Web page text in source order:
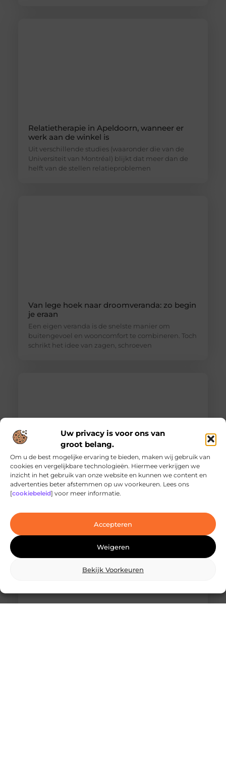
Uw privacy is voor ons van
groot belang.
Om u de best mogelijke ervaring te bieden, maken wij gebruik van
cookies en vergelijkbare technologieën. Hiermee verkrijgen we
inzicht in het gebruik van onze website en kunnen we content en
advertenties beter afstemmen op uw voorkeuren. Lees ons
[cookiebeleid] voor meer informatie.
Accepteren
Weigeren
Bekijk Voorkeuren
Relatietherapie in Apeldoorn, wanneer er
werk aan de winkel is
Uit verschillende studies (waaronder die van de
Universiteit van Montréal) blijkt dat meer dan de
helft van de stellen relatieproblemen
Van lege hoek naar droomveranda: zo begin
je eraan
Een eigen veranda is de snelste manier om
buitengevoel en wooncomfort te combineren. Toch
schrikt het idee van zagen, schroeven
Ontdek de innovatieve behandelingen in
jouw stad
laserbehandelingen in Den Haag? Dan ben je hier